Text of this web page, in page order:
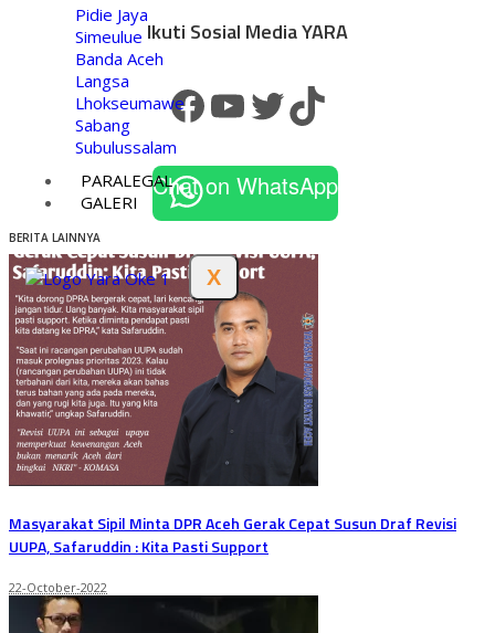
Pidie Jaya
Simeulue
Banda Aceh
Langsa
Lhokseumawe
Sabang
Subulussalam
PARALEGAL
GALERI
X
Ikuti Sosial Media YARA
Chat on WhatsApp
BERITA LAINNYA
Masyarakat Sipil Minta DPR Aceh Gerak Cepat Susun Draf Revisi
UUPA, Safaruddin : Kita Pasti Support
22-October-2022